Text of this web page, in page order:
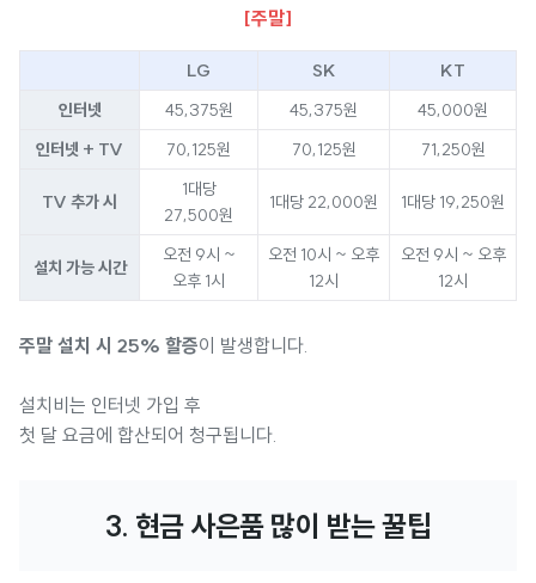
[주말]
LG SK
KT
인터넷
45,375원 45,375원
45,000원
인터넷 + TV
70,125원 70,125원 71,250원
TV 추가 시
1대당
27,500원
1대당 22,000원 1대당 19,250원
설치 가능 시간
오전 9시 ~
오후 1시
오전 10시 ~ 오후
12시
오전 9시 ~ 오후
12시
주말 설치 시 25% 할증이 발생합니다.
설치비는 인터넷 가입 후
첫 달 요금에 합산되어 청구됩니다.
3. 현금 사은품 많이 받는 꿀팁